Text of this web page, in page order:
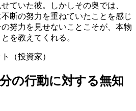
ていた彼。しかしその奥では、
断の努力を重ねていたことを感じ
努力を見せないことこそが、本物
を教えてくれる。
（投資家）
の行動に対する無知